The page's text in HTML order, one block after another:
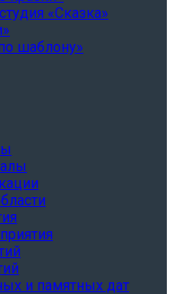
«Сказка»
шаблону»
и памятных дат